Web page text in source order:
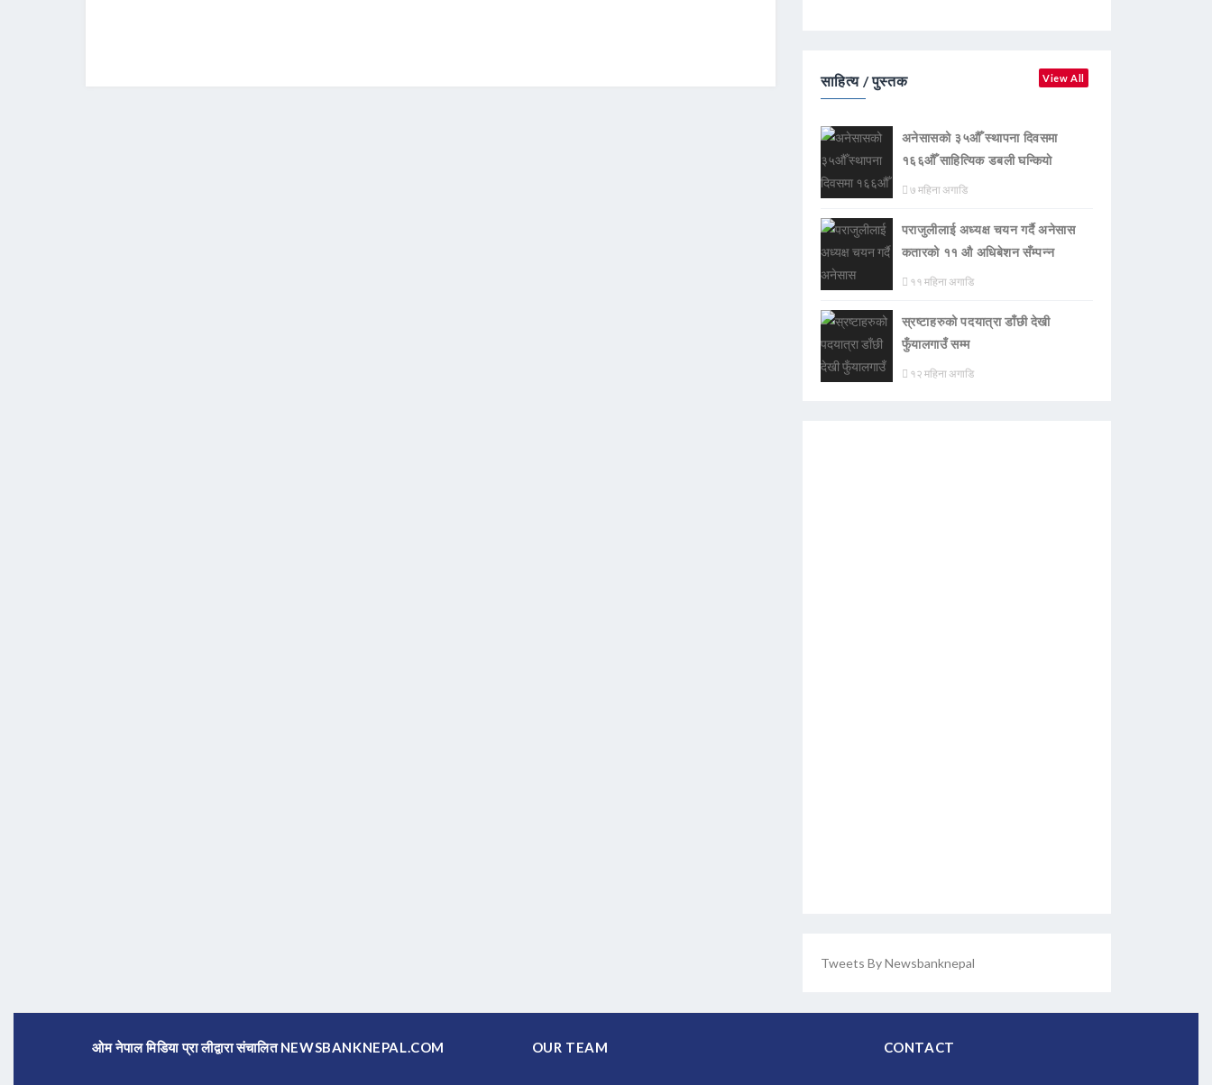
साहित्य / पुस्तक View All
अनेसासको ३५औँ स्थापना दिवसमा
१६६औँ साहित्यिक डबली घन्कियाे
७ महिना अगाडि
पराजुलीलाई अध्यक्ष चयन गर्दै अनेसास
कतारको ११ औ अधिबेशन सँम्पन्न
११ महिना अगाडि
स्रष्टाहरुको पदयात्रा डाँछी देखी
फुँयालगाउँ सम्म
१२ महिना अगाडि
Tweets By Newsbanknepal
ओम नेपाल मिडिया प्रा लीद्वारा संचालित NEWSBANKNEPAL.COM OUR TEAM CONTACT